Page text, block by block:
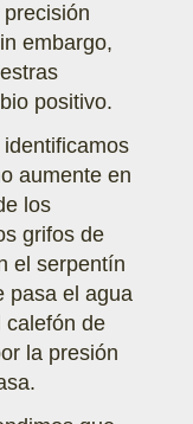
embargo,
positivo.
aumente en
los
grifos de
el serpentín
pasa el agua
calefón de
la presión